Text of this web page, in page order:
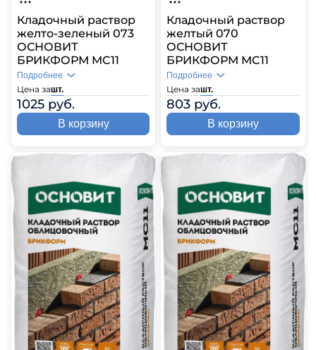
Кладочный раствор
желто-зеленый 073
ОСНОВИТ
БРИКФОРМ MC11
Цена зашт.
1025 руб.
Подробнее
В корзину
Кладочный раствор
желтый 070
ОСНОВИТ
БРИКФОРМ MC11
Цена зашт.
803 руб.
Подробнее
В корзину